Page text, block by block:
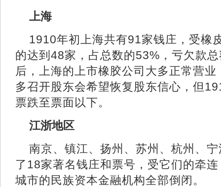
上海
1910年初上海共有91家钱庄，受橡
的达到48家，占总数的53%，亏欠款
后，上海的上市橡胶公司大多正常营
多召开股东会希望恢复股东信心，但
票跌至票面以下。
江浙地区
南京、镇江、扬州、苏州、杭州、
了18家著名钱庄和票号，受它们的牵
城市的民族资本金融机构全部倒闭。